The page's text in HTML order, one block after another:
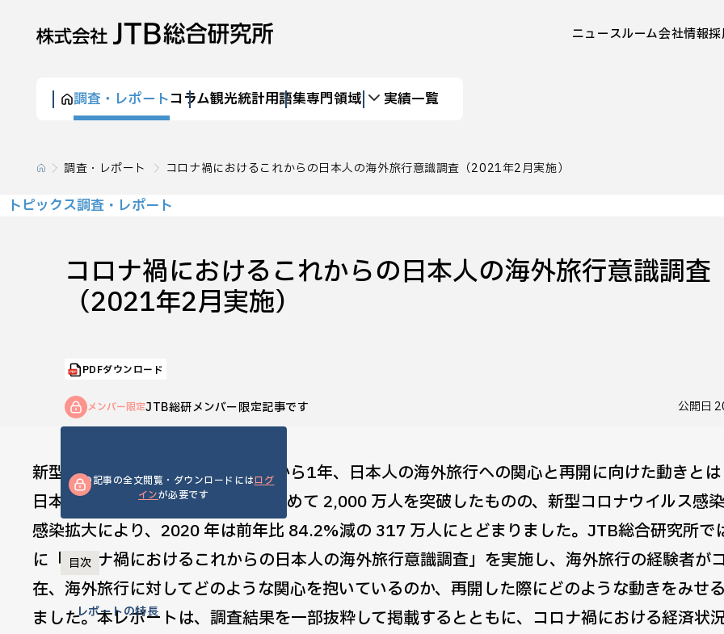
ニュースルーム会社情報
調査・レポートコラム観光統計用語集専門領域 実績一覧
調査・レポート コロナ禍におけるこれからの日本人の海外旅行意識調査（2021年2月実施）
トピックス調査・レポート
コロナ禍におけるこれからの日本人の海外旅行意識調査
（2021年2月実施）
PDFダウンロード
メンバー限定JTB総研メンバー限定記事です 公開日
この記事の全文閲覧・ダウンロードにはログ
インが必要です
目次
レポートの特長
新型コロナウイルス感染症の発生から1年、日本人の海外旅行への関心と再開に向けた動きとは
日本人の出国者数は、2019 年に初めて 2,000 万人を突破したものの、新型コロナウイルス感
感染拡大により、2020 年は前年比 84.2%減の 317 万人にとどまりました。JTB総合研究所
に「コロナ禍におけるこれからの日本人の海外旅行意識調査」を実施し、海外旅行の経験者が
在、海外旅行に対してどのような関心を抱いているのか、再開した際にどのような動きをみせ
ました。本レポートは、調査結果を一部抜粋して掲載するとともに、コロナ禍における経済状